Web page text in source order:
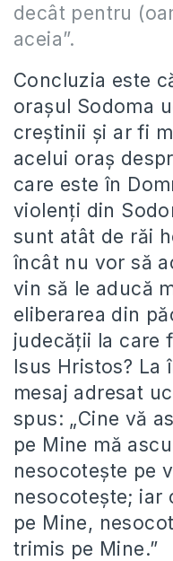
decât pentru
aceia”.
Concluzia este
oraşul Sodoma
creştinii şi ar fi
acelui oraş
care este în
violenţi din
sunt atât de răi
încât nu vor să
vin să le aducă
eliberarea din
judecăţii la care
Isus Hristos? La
mesaj adresat
spus: „Cine vă
pe Mine mă
nesocoteşte pe
nesocoteşte; iar
pe Mine,
trimis pe Mine.”